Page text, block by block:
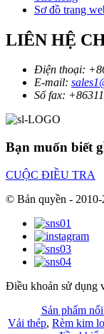
Sơ đồ trang
LIÊN HỆ
Điện thoại:
E-mail:
Số fax:
Bạn muốn biết
CUỘC ĐIỀU TRA
© Bản quyền -
Điều khoản sử dụng
Sản phẩm
Vải thép, Rèm kim